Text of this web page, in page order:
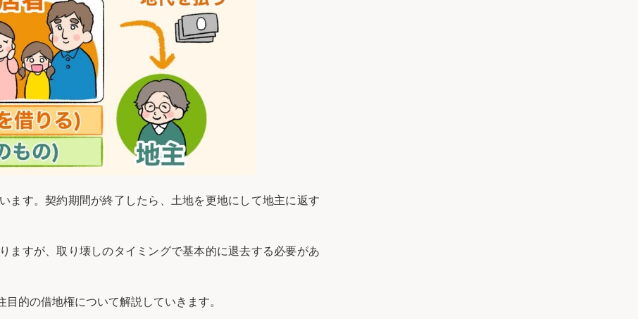
ます。契約期間が終了したら、土地を更地にして地主に返す
ますが、取り壊しのタイミングで基本的に退去する必要があ
的の借地権について解説していきます。